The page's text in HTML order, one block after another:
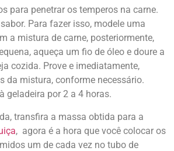
para penetrar os temperos na carne.
Para fazer isso, modele uma
a mistura de carne, posteriormente,
aqueça um fio de óleo e doure a
cozida. Prove e imediatamente,
da mistura, conforme necessário.
geladeira por 2 a 4 horas.
transfira a massa obtida para a
, agora é a hora que você colocar os
um de cada vez no tubo de